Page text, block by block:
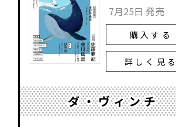
7月25日 発売
購入する
詳しく見る
ダ・ヴィンチ